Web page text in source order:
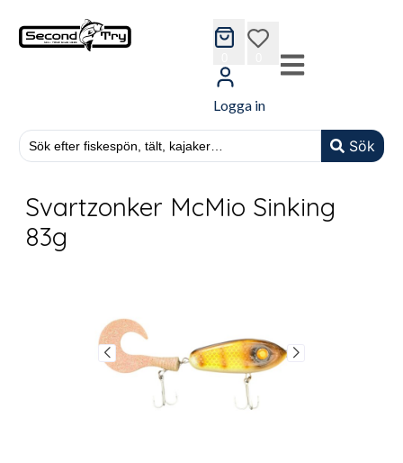
Sök
wishlist
Logga in
Svartzonker McMio Sinking
83g